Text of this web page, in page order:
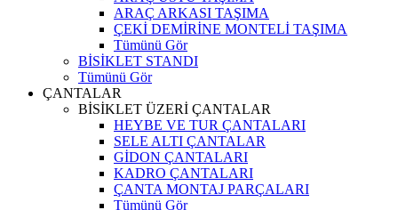
ARAÇ ARKASI TAŞIMA
ÇEKİ DEMİRİNE MONTELİ TAŞIMA
Tümünü Gör
BİSİKLET STANDI
Tümünü Gör
ÇANTALAR
BİSİKLET ÜZERİ ÇANTALAR
HEYBE VE TUR ÇANTALARI
SELE ALTI ÇANTALAR
GİDON ÇANTALARI
KADRO ÇANTALARI
ÇANTA MONTAJ PARÇALARI
Tümünü Gör